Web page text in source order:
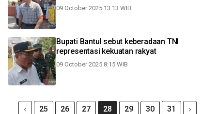
09 October 2025 13:13 WIB
Bupati Bantul sebut keberadaan TNI
representasi kekuatan rakyat
09 October 2025 8:15 WIB
25 26 27 28 29 30 31